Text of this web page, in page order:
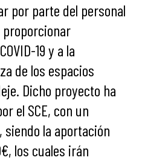
por parte del personal
proporcionar
19 y a la
de los espacios
Dicho proyecto ha
el SCE, con un
la aportación
los cuales irán